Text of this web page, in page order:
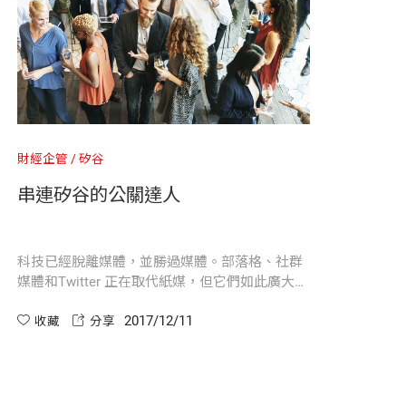
財經企管 矽谷
串連矽谷的公關達人
科技已經脫離媒體，並勝過媒體。部落格、社群
媒體和Twitter 正在取代紙媒，但它們如此廣大，
收藏 分享 2017/12/11